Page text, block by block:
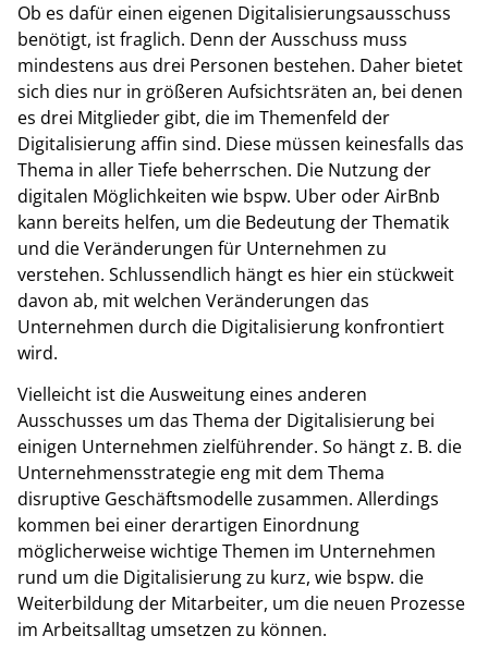
Ob es dafür einen eigenen Digitalisierungsausschuss
benötigt, ist fraglich. Denn der Ausschuss muss
mindestens aus drei Personen bestehen. Daher bietet
sich dies nur in größeren Aufsichtsräten an, bei denen
es drei Mitglieder gibt, die im Themenfeld der
Digitalisierung affin sind. Diese müssen keinesfalls das
Thema in aller Tiefe beherrschen. Die Nutzung der
digitalen Möglichkeiten wie bspw. Uber oder AirBnb
kann bereits helfen, um die Bedeutung der Thematik
und die Veränderungen für Unternehmen zu
verstehen. Schlussendlich hängt es hier ein stückweit
davon ab, mit welchen Veränderungen das
Unternehmen durch die Digitalisierung konfrontiert
wird.
Vielleicht ist die Ausweitung eines anderen
Ausschusses um das Thema der Digitalisierung bei
einigen Unternehmen zielführender. So hängt z. B. die
Unternehmensstrategie eng mit dem Thema
disruptive Geschäftsmodelle zusammen. Allerdings
kommen bei einer derartigen Einordnung
möglicherweise wichtige Themen im Unternehmen
rund um die Digitalisierung zu kurz, wie bspw. die
Weiterbildung der Mitarbeiter, um die neuen Prozesse
im Arbeitsalltag umsetzen zu können.